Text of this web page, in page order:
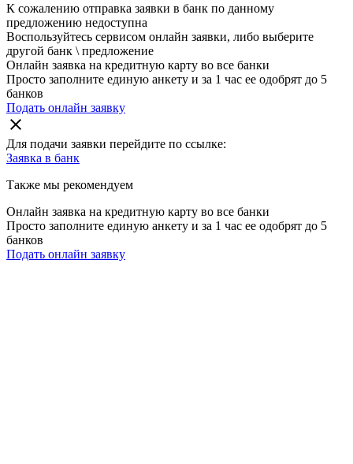
К сожалению отправка заявки в банк по данному
предложению недоступна
Воспользуйтесь сервисом онлайн заявки, либо выберите
другой банк \ предложение
Онлайн заявка на кредитную карту во все банки
Просто заполните единую анкету и за 1 час ее одобрят до 5
банков
Подать онлайн заявку
close
Для подачи заявки перейдите по ссылке:
Заявка в банк
Также мы рекомендуем
Онлайн заявка на кредитную карту во все банки
Просто заполните единую анкету и за 1 час ее одобрят до 5
банков
Подать онлайн заявку